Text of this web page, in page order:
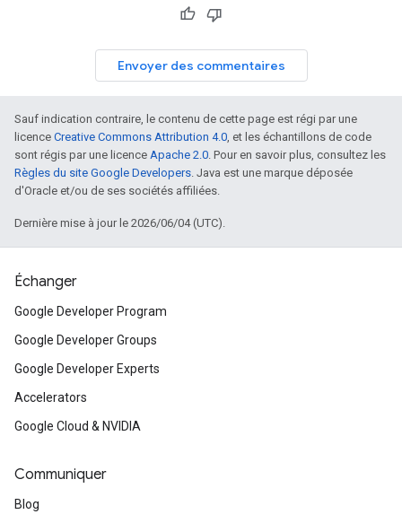
Envoyer des commentaires
Sauf indication contraire, le contenu de cette page est régi par une
licence Creative Commons Attribution 4.0, et les échantillons de code
sont régis par une licence Apache 2.0. Pour en savoir plus, consultez les
Règles du site Google Developers. Java est une marque déposée
d'Oracle et/ou de ses sociétés affiliées.
Dernière mise à jour le 2026/06/04 (UTC).
Échanger
Google Developer Program
Google Developer Groups
Google Developer Experts
Accelerators
Google Cloud & NVIDIA
Communiquer
Blog